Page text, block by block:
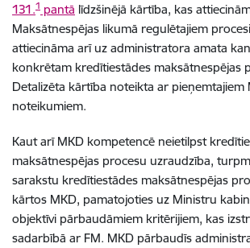
131.1 pantā līdzšinējā kārtība, kas
Maksātnespējas likumā regulētajiem
attiecināma arī uz administratora amata
konkrētam kredītiestādes maksātnespējas
Detalizēta kārtība noteikta ar pieņemtajiem
noteikumiem.
Kaut arī MKD kompetencē neietilpst
maksātnespējas procesu uzraudzība,
sarakstu kredītiestādes maksātnespējas
kārtos MKD, pamatojoties uz Ministru
objektīvi pārbaudāmiem kritērijiem, kas
sadarbībā ar FM. MKD pārbaudīs